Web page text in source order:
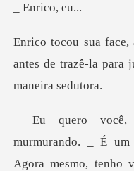
ico,
antes de trazê-la para
um
Agora mesmo, tenho